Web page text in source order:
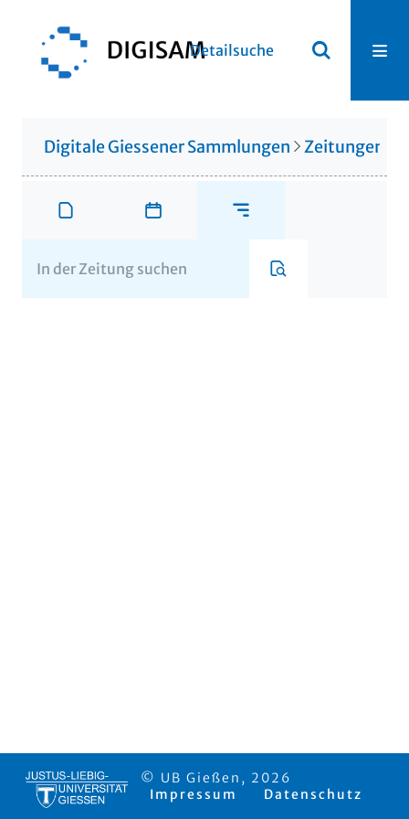
Detailsuche
Digitale Giessener Sammlungen Zeitungen
© UB Gießen, 2026
Impressum
Datenschutz